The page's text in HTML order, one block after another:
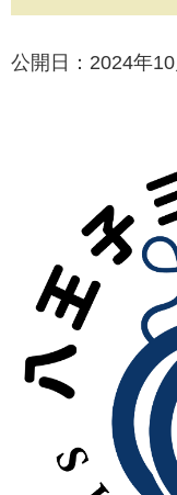
公開日：2024年